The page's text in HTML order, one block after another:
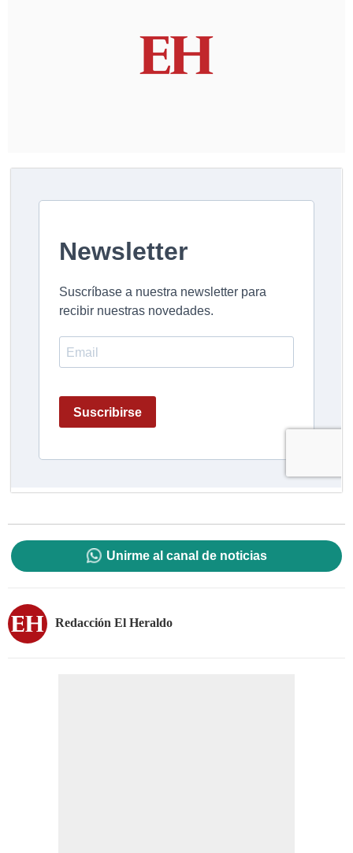
Unirme al canal de noticias
Redacción El Heraldo